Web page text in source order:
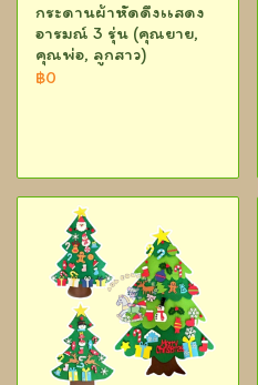
กระดานผ้าหัดดึงเเสดง
อารมณ์ 3 รุ่น (คุณยาย,
คุณพ่อ, ลูกสาว)
฿0